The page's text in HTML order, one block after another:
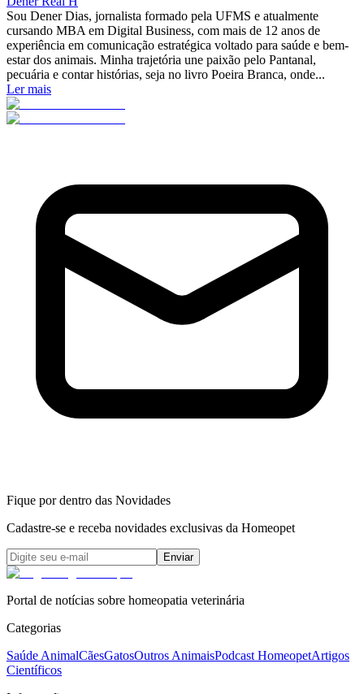
Sou Dener Dias, jornalista formado pela UFMS e atualmente
cursando MBA em Digital Business, com mais de 12 anos de
experiência em comunicação estratégica voltado para saúde e bem-
estar dos animais. Minha trajetória une paixão pelo Pantanal,
pecuária e contar histórias, seja no livro Poeira Branca, onde...
Ler mais
Fique por dentro das Novidades
Cadastre-se e receba novidades exclusivas da Homeopet
Enviar
Portal de notícias sobre homeopatia veterinária
Categorias
Saúde AnimalCãesGatosOutros AnimaisPodcast HomeopetArtigos
Científicos